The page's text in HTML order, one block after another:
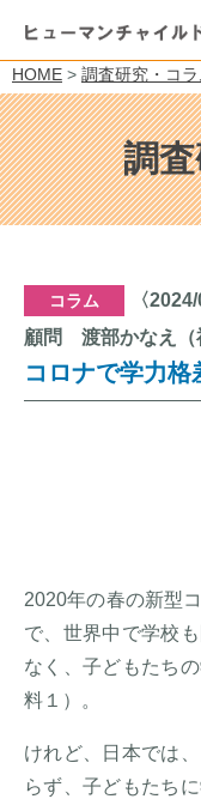
HOME > 調査研究・コラ
調
コラム
〈
顧問 渡部かなえ（
コロナで学力格
2020年の春の新型
で、世界中で学校
なく、子どもたち
料１）。
けれど、日本では
らず、子どもたち